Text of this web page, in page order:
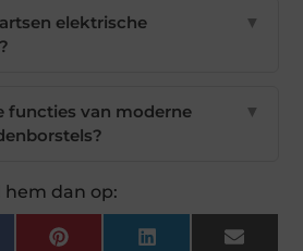
elektrische
▼
functies van moderne
▼
hem dan op:
Pinterest LinkedIn Email